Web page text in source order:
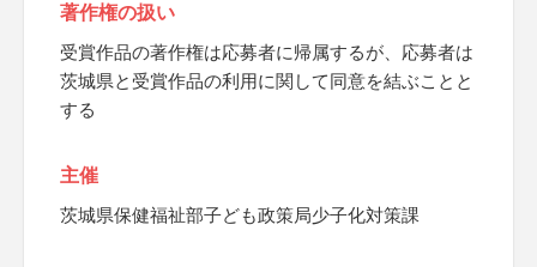
著作権の扱い
受賞作品の著作権は応募者に帰属するが、応募者は
茨城県と受賞作品の利用に関して同意を結ぶことと
する
主催
茨城県保健福祉部子ども政策局少子化対策課